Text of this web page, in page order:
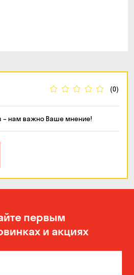
(0)
– нам важно Ваше мнение!
первым
и акциях